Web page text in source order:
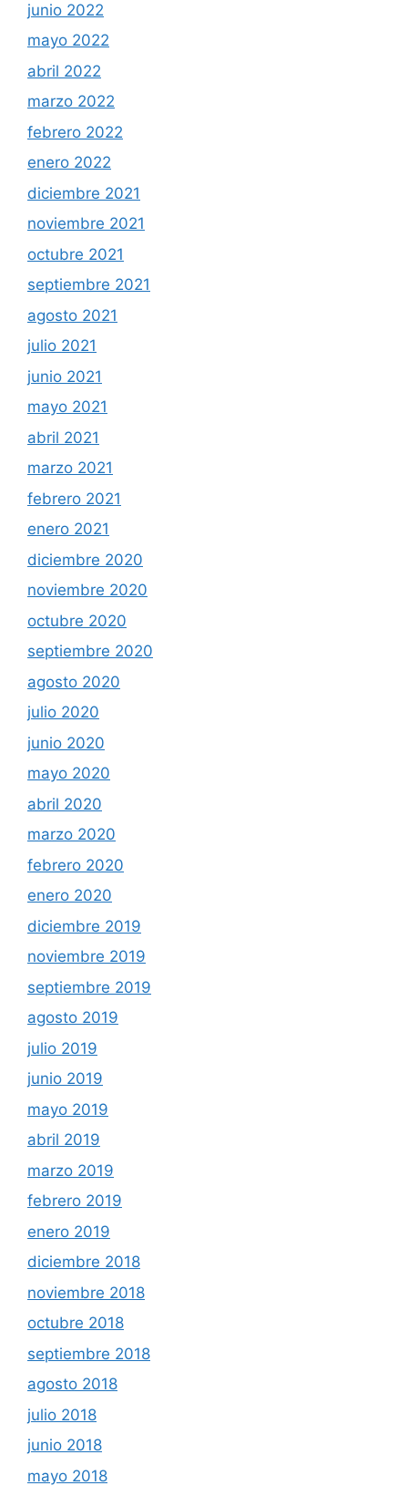
junio 2022
mayo 2022
abril 2022
marzo 2022
febrero 2022
enero 2022
diciembre 2021
noviembre 2021
octubre 2021
septiembre 2021
agosto 2021
julio 2021
junio 2021
mayo 2021
abril 2021
marzo 2021
febrero 2021
enero 2021
diciembre 2020
noviembre 2020
octubre 2020
septiembre 2020
agosto 2020
julio 2020
junio 2020
mayo 2020
abril 2020
marzo 2020
febrero 2020
enero 2020
diciembre 2019
noviembre 2019
septiembre 2019
agosto 2019
julio 2019
junio 2019
mayo 2019
abril 2019
marzo 2019
febrero 2019
enero 2019
diciembre 2018
noviembre 2018
octubre 2018
septiembre 2018
agosto 2018
julio 2018
junio 2018
mayo 2018